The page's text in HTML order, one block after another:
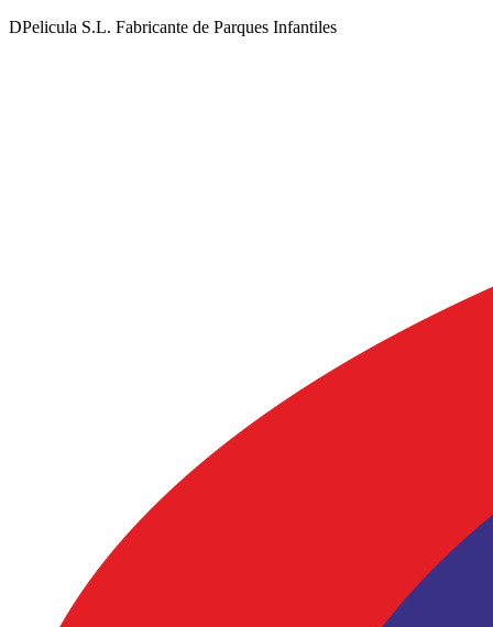
DPelicula S.L. Fabricante de Parques Infantiles